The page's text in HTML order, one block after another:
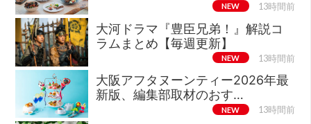
NEW 13時間前
大河ドラマ『豊臣兄弟！』解説コ
ラムまとめ【毎週更新】
NEW 13時間前
大阪アフタヌーンティー2026年最
新版、編集部取材のおす…
NEW 13時間前